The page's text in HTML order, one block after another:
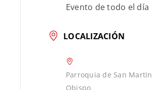
Evento de todo el día
LOCALIZACIÓN
Parroquia de San Martín
Obispo